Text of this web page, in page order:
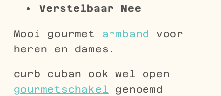
Verstelbaar Nee
Mooi gourmet armband voor
heren en dames.
curb cuban ook wel open
gourmetschakel genoemd